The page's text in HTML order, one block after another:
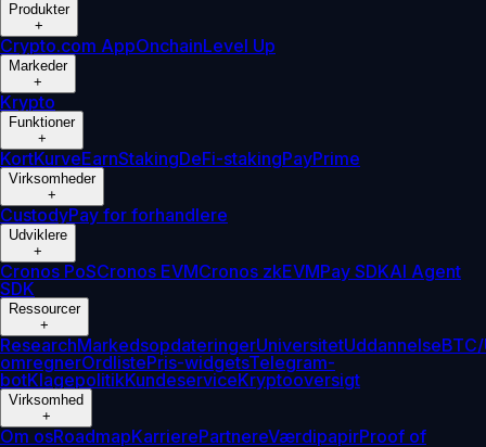
Produkter
+
Crypto.com AppOnchainLevel Up
Markeder
+
Krypto
Funktioner
+
KortKurveEarnStakingDeFi-stakingPayPrime
Virksomheder
+
CustodyPay for forhandlere
Udviklere
+
Cronos PoSCronos EVMCronos zkEVMPay SDKAI Agent
SDK
Ressourcer
+
ResearchMarkedsopdateringerUniversitetUddannelse
omregnerOrdlistePris-widgetsTelegram-
botKlagepolitikKundeserviceKryptooversigt
Virksomhed
+
Om osRoadmapKarrierePartnereVærdipapirProof of